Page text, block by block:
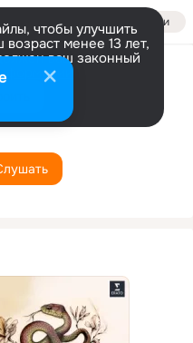
Войти
чтобы улучшить
менее 13 лет,
ваш законный